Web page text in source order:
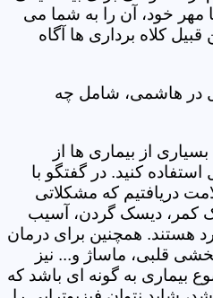
مهر خود، آن را به شما می
کلاه برداری ها آگاه
در هاشمی، شامل چه
از بیماری ها از
کنید. در گفتگو با
دریافتیم که مشکلاتی
کمر، دیسک گردن، آسیب
هستند. همچنین برای درمان
قلبی، ماساژ و... نیز
بیماری به گونه ای باشد که